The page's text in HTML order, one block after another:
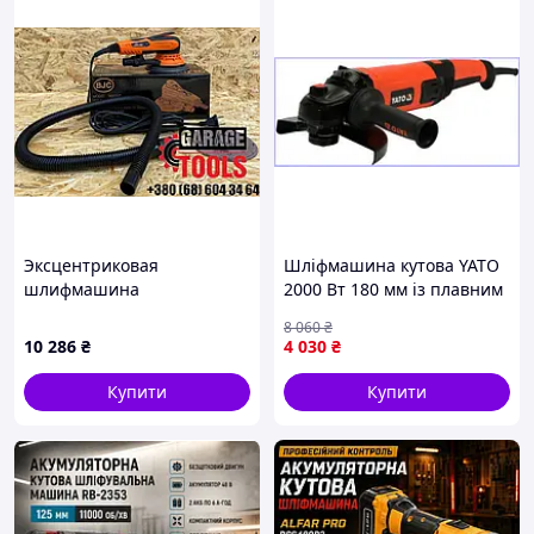
Эксцентриковая
шлифмашина
шліфувальна машина
10 286 ₴
Купити
Шліфмашина кутова YATO
2000 Вт 180 мм із плавним
різання металу
4 030 ₴
8 060₴
Купити